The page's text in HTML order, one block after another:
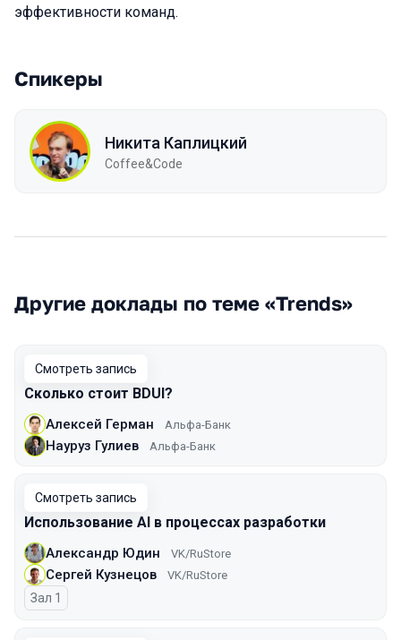
эффективности команд.
Спикеры
Никита Каплицкий
Coffee&Code
Другие доклады по теме «Trends»
Смотреть запись
Сколько стоит BDUI?
Алексей Герман Альфа-Банк
Науруз Гулиев Альфа-Банк
Смотреть запись
Использование AI в процессах разработки
Александр Юдин VK/RuStore
Сергей Кузнецов VK/RuStore
Зал 1